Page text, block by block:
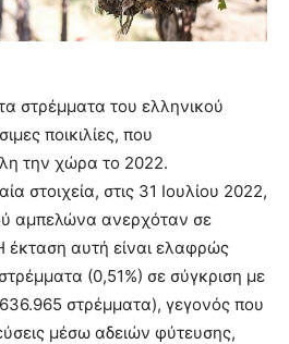
στρέμματα του ελληνικού
ποικιλίες, που
την χώρα το 2022.
στοιχεία, στις 31 Ιουλίου 2022,
αμπελώνα ανερχόταν σε
αυτή είναι ελαφρώς
(0,51%) σε σύγκριση με
στρέμματα), γεγονός που
μέσω αδειών φύτευσης,